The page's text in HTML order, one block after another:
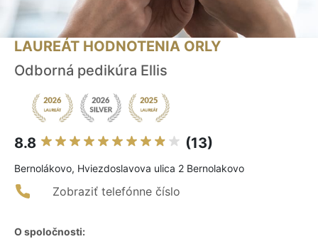
LAUREÁT HODNOTENIA ORLY
Odborná pedikúra Ellis
8.8 (13)
Bernolákovo, Hviezdoslavova ulica 2 Bernolakovo
Zobraziť telefónne číslo
O spoločnosti: